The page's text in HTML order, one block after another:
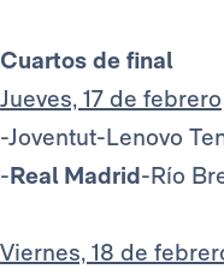
Cuartos de final
Jueves, 17 de febrero
-Joventut-Lenovo
-Real Madrid-Río
Viernes, 18 de